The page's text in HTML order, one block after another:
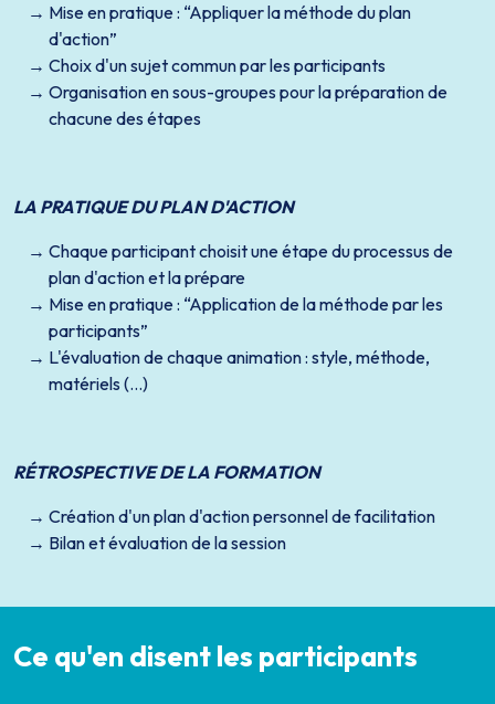
Mise en pratique : “Appliquer la méthode du plan
d'action”
Choix d'un sujet commun par les participants
Organisation en sous-groupes pour la préparation de
chacune des étapes
LA PRATIQUE DU PLAN D'ACTION
Chaque participant choisit une étape du processus de
plan d'action et la prépare
Mise en pratique : “Application de la méthode par les
participants”
L'évaluation de chaque animation : style, méthode,
matériels (…)
RÉTROSPECTIVE DE LA FORMATION
Création d'un plan d'action personnel de facilitation
Bilan et évaluation de la session
Ce qu'en disent les participants